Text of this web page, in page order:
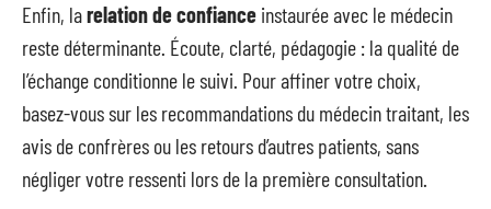
Enfin, larelation de confiance instaurée avec le médecin
reste déterminante. Écoute, clarté, pédagogie : la qualité de
l’échange conditionne le suivi. Pour affiner votre choix,
basez-vous sur les recommandations du médecin traitant, les
avis de confrères ou les retours d’autres patients, sans
négliger votre ressenti lors de la première consultation.